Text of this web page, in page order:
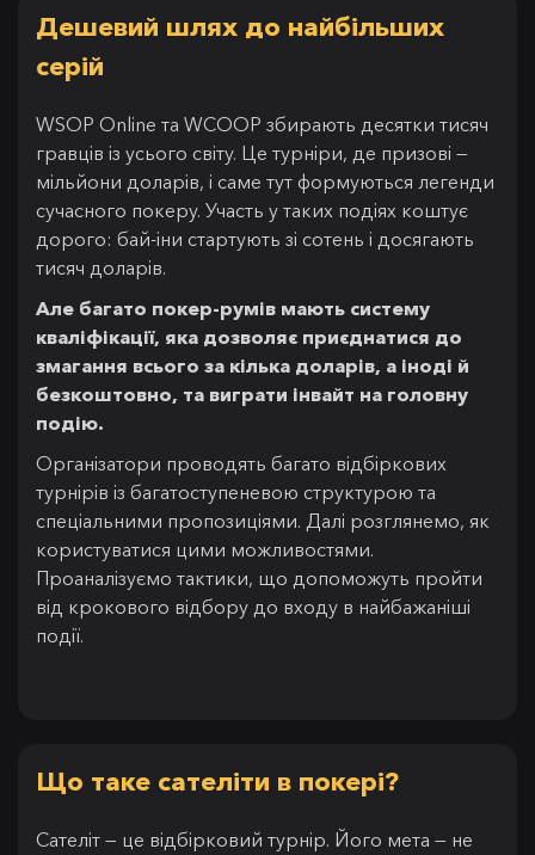
Дешевий шлях до найбільших
серій
WSOP Online та WCOOP збирають десятки тисяч
гравців із усього світу. Це турніри, де призові —
мільйони доларів, і саме тут формуються легенди
сучасного покеру. Участь у таких подіях коштує
дорого: бай-іни стартують зі сотень і досягають
тисяч доларів.
Але багато покер-румів мають систему
кваліфікації, яка дозволяє приєднатися до
змагання всього за кілька доларів, а іноді й
безкоштовно, та виграти інвайт на головну
подію.
Організатори проводять багато відбіркових
турнірів із багатоступеневою структурою та
спеціальними пропозиціями. Далі розглянемо, як
користуватися цими можливостями.
Проаналізуємо тактики, що допоможуть пройти
від крокового відбору до входу в найбажаніші
події.
Що таке сателіти в покері?
Сателіт — це відбірковий турнір. Його мета — не